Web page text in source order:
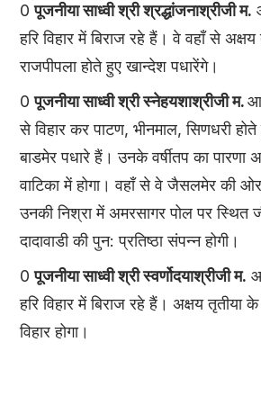
0पूजनीया साध्वी श्री श्रद्धांजनाश्रीजी म.
हरि विहार में बिराज रहे हैं। वे वहाँ से अक्षय
राजपीपला होते हुए खान्देश पधारेंगे।
0पूजनीया साध्वी श्री स्नेहयशाश्रीजी म.
से विहार कर पाटण, भीनमाल, सिणधरी
बाडमेर पधारे हैं। उनके वर्षीतप का पारणा
वाटिका में होगा। वहाँ से वे जैसलमेर की
उनकी निश्रा में अमरसागर पोल पर स्थित
दादावाडी की पुन: प्रतिष्ठा संपन्न होगी।
0पूजनीया साध्वी श्री स्वर्णोदयाश्रीजी म.
हरि विहार में बिराज रहे हैं। अक्षय तृतीया
विहार होगा।